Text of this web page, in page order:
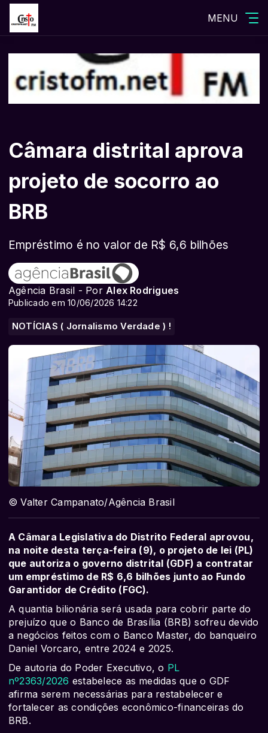
MENU
Câmara distrital aprova
projeto de socorro ao
BRB
Empréstimo é no valor de R$ 6,6 bilhões
Agência Brasil - PorAlex Rodrigues
Publicado em 10/06/2026 14:22
NOTÍCIAS ( Jornalismo Verdade ) !
© Valter Campanato/Agência Brasil
A Câmara Legislativa do Distrito Federal aprovou,
na noite desta terça-feira (9), o projeto de lei (PL)
que autoriza o governo distrital (GDF) a contratar
um empréstimo de R$ 6,6 bilhões junto ao Fundo
Garantidor de Crédito (FGC).
A quantia bilionária será usada para cobrir parte do
prejuízo que o Banco de Brasília (BRB) sofreu devido
a negócios feitos com o Banco Master, do banqueiro
Daniel Vorcaro, entre 2024 e 2025.
De autoria do Poder Executivo, o PL
nº2363/2026 estabelece as medidas que o GDF
afirma serem necessárias para restabelecer e
fortalecer as condições econômico-financeiras do
BRB.